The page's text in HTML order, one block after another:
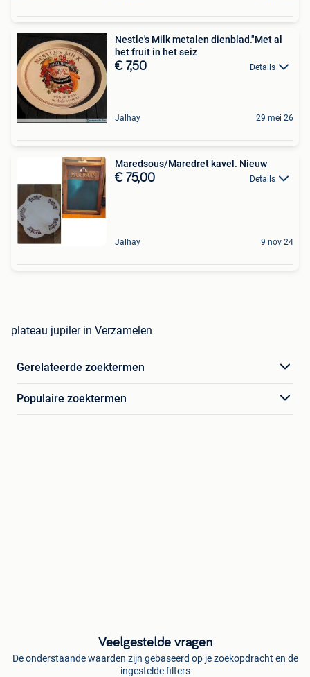
Nestle's Milk metalen dienblad."Met al
het fruit in het seiz
€ 7,50 Details
Jalhay 29 mei 26
Maredsous/Maredret kavel. Nieuw
€ 75,00 Details
Jalhay 9 nov 24
plateau jupiler in Verzamelen
Gerelateerde zoektermen
Populaire zoektermen
Veelgestelde vragen
De onderstaande waarden zijn gebaseerd op je zoekopdracht en de
ingestelde filters